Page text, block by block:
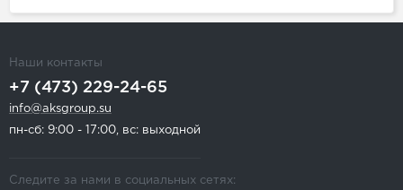
Наши контакты
+7 (473) 229-24-65
info@aksgroup.su
пн-сб: 9:00 - 17:00, вс: выходной
Следите за нами в социальных сетях: